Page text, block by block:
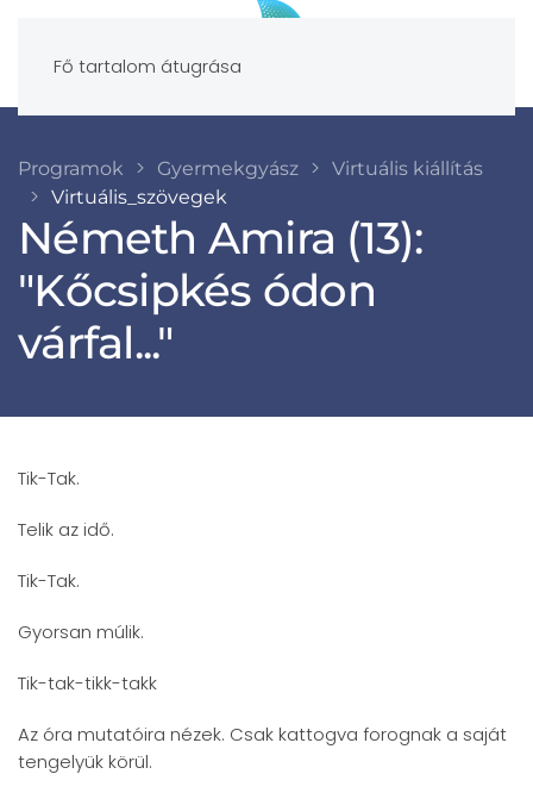
Fő tartalom átugrása
Programok Gyermekgyász
Virtuális kiállítás
Virtuális_szövegek
Németh Amira (13):
"Kőcsipkés ódon
várfal..."
Tik-Tak.
Telik az idő.
Tik-Tak.
Gyorsan múlik.
Tik-tak-tikk-takk
Az óra mutatóira nézek. Csak kattogva forognak a saját
tengelyük körül.